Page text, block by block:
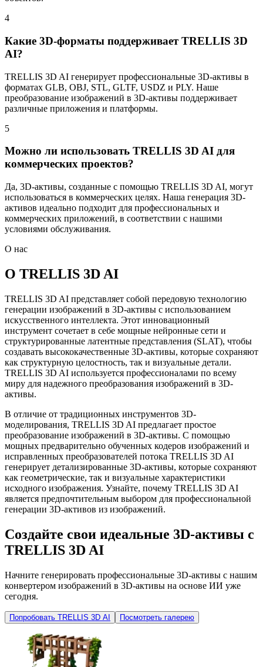
4
Какие 3D-форматы поддерживает TRELLIS 3D
AI?
TRELLIS 3D AI генерирует профессиональные 3D-активы в
форматах GLB, OBJ, STL, GLTF, USDZ и PLY. Наше
преобразование изображений в 3D-активы поддерживает
различные приложения и платформы.
5
Можно ли использовать TRELLIS 3D AI для
коммерческих проектов?
Да, 3D-активы, созданные с помощью TRELLIS 3D AI, могут
использоваться в коммерческих целях. Наша генерация 3D-
активов идеально подходит для профессиональных и
коммерческих приложений, в соответствии с нашими
условиями обслуживания.
О нас
О TRELLIS 3D AI
TRELLIS 3D AI представляет собой передовую технологию
генерации изображений в 3D-активы с использованием
искусственного интеллекта. Этот инновационный
инструмент сочетает в себе мощные нейронные сети и
структурированные латентные представления (SLAT), чтобы
создавать высококачественные 3D-активы, которые сохраняют
как структурную целостность, так и визуальные детали.
TRELLIS 3D AI используется профессионалами по всему
миру для надежного преобразования изображений в 3D-
активы.
В отличие от традиционных инструментов 3D-
моделирования, TRELLIS 3D AI предлагает простое
преобразование изображений в 3D-активы. С помощью
мощных предварительно обученных кодеров изображений и
исправленных преобразователей потока TRELLIS 3D AI
генерирует детализированные 3D-активы, которые сохраняют
как геометрические, так и визуальные характеристики
исходного изображения. Узнайте, почему TRELLIS 3D AI
является предпочтительным выбором для профессиональной
генерации 3D-активов из изображений.
Создайте свои идеальные 3D-активы с
TRELLIS 3D AI
Начните генерировать профессиональные 3D-активы с нашим
конвертером изображений в 3D-активы на основе ИИ уже
сегодня.
Попробовать TRELLIS 3D AI Посмотреть галерею